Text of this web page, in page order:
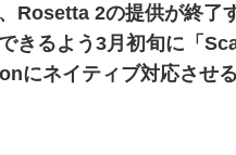
Rosetta 2の提供が終了
きるよう3月初旬に「
にネイティブ対応させる